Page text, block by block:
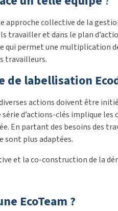
approche collective de la
travailler et dans le plan
qui permet une multiplication
travailleurs.
de labellisation
actions doivent être
d’actions-clés implique
En partant des besoins des
sont plus adaptées.
et la co-construction de la
EcoTeam ?